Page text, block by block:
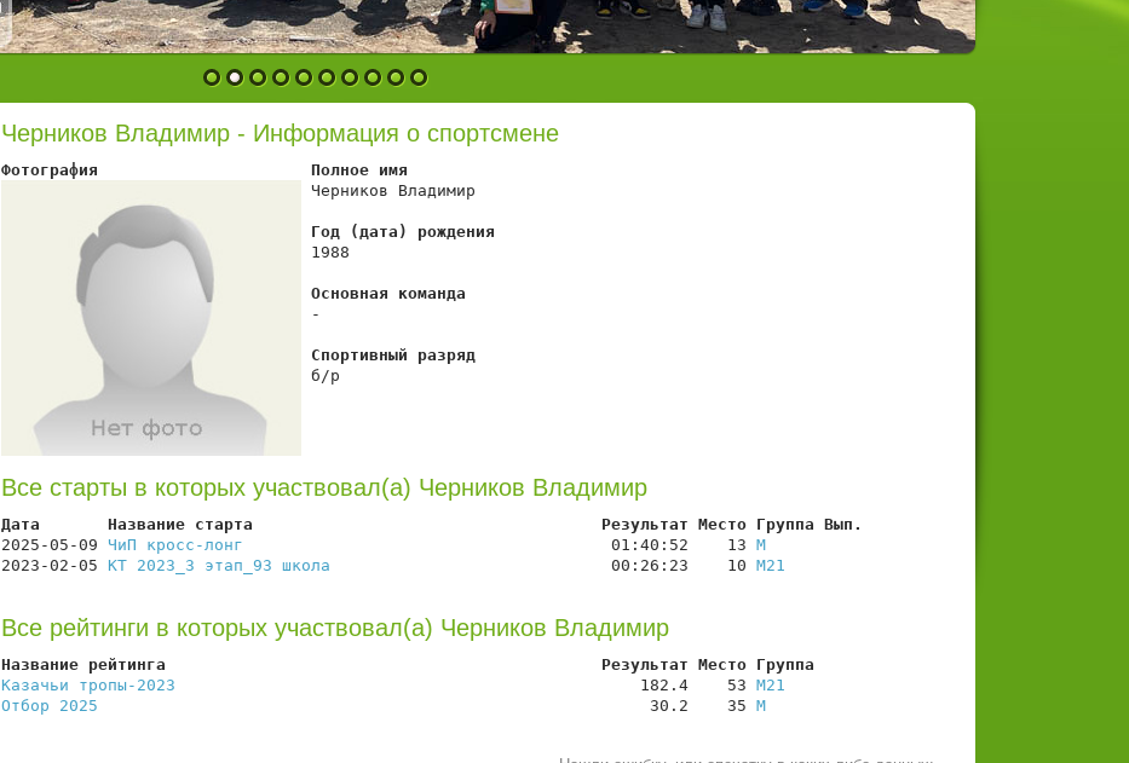
1 2 3 4 5 6 7 8 9 10
Черников Владимир - Информация о спортсмене
Фотография                      Полное имя
Черников Владимир
Год (дата) рождения
1988
Основная команда
-
Спортивный разряд
б/р
Все старты в которых участвовал(а) Черников Владимир
Дата       Название старта                                    Результат Место Группа Вып.
2025-05-09 ЧиП кросс-лонг
                                      01:40:52    13
М
2023-02-05 КТ 2023_3 этап_93 школа
                             00:26:23    10
М21
Все рейтинги в которых участвовал(а) Черников Владимир
Название рейтинга                                             Результат Место Группа
Казачьи тропы-2023
                                                182.4    53
М21
Отбор 2025
                                                         30.2    35
М